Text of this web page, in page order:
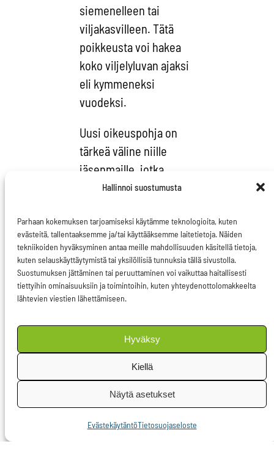
Hallinnoi suostumusta
Parhaan kokemuksen tarjoamiseksi käytämme teknologioita, kuten
evästeitä, tallentaaksemme ja/tai käyttääksemme laitetietoja. Näiden
tekniikoiden hyväksyminen antaa meille mahdollisuuden käsitellä tietoja,
kuten selauskäyttäytymistä tai yksilöllisiä tunnuksia tällä sivustolla.
Suostumuksen jättäminen tai peruuttaminen voi vaikuttaa haitallisesti
tiettyihin ominaisuuksiin ja toimintoihin, kuten yhteydenottolomakkeelta
lähtevien viestien lähettämiseen.
Hyväksy
Kiellä
Näytä asetukset
EvästekäytäntöTietosuojaseloste
siemenelleen tai
viljakasvilleen. Tätä
poikkeusta voi hakea
koko viljelyluvan ajaksi
eli kymmeneksi
vuodeksi.
Uusi oikeuspohja on
tärkeä väline niille
jäsenmaille, jotka
haluavat pitää
käytön poissa
pelloiltaan.
Lainsäädäntöön jäi
kuitenkin heikkouksia,
jotka vaarantavat
valinnanvapauden.
Ensinnäkin uusi laki
nojaa EU:n
sisämarkkinalainsäädäntöön.
Se olisi tullut liittää